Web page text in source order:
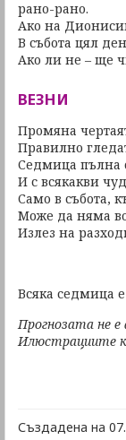
рано-рано.
Ако на
В събота цял
Ако ли не – ще
ВЕЗНИ
Промяна
Правилно
Седмица пълна
И с всякакви
Само в събота,
Може да няма
Излез на
Всяка седмица е
Прогнозата не е
Илюстрациите
Създадена на